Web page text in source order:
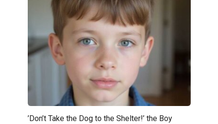
’Don’t Take the Dog to the Shelter!’ the Boy